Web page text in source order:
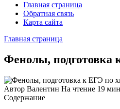
Главная страница
Обратная связь
Карта сайта
Главная страница
Фенолы, подготовка
Автор Валентин На чтение 19
Содержание